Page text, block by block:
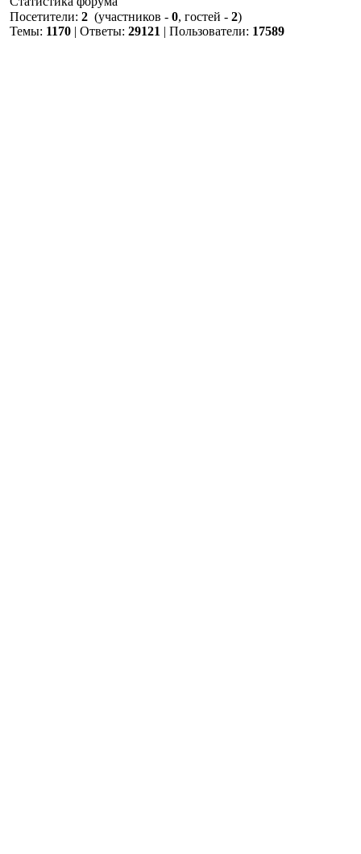
Посетители: 2 (участников - 0, гостей - 2)
Темы: 1170 | Ответы: 29121 | Пользователи: 17589